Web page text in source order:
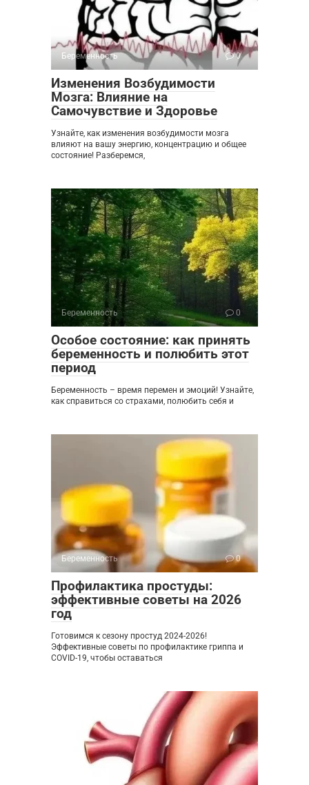
Беременность 0
Изменения Возбудимости
Мозга: Влияние на
Самочувствие и Здоровье
Узнайте, как изменения возбудимости мозга
влияют на вашу энергию, концентрацию и общее
состояние! Разберемся,
Беременность 0
Особое состояние: как принять
беременность и полюбить этот
период
Беременность – время перемен и эмоций! Узнайте,
как справиться со страхами, полюбить себя и
Беременность 0
Профилактика простуды:
эффективные советы на 2026
год
Готовимся к сезону простуд 2024-2026!
Эффективные советы по профилактике гриппа и
COVID-19, чтобы оставаться